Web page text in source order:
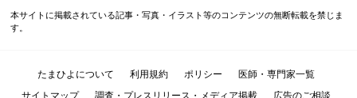
した。両親に会うことは、以前からの小春さんの希望でした。
くさんあって、ずっと対面を希望していたんです。
なおさんからは、私が乳児院に預けられたのは、母が病気で育て
本サイトに掲載されている記事・写真・イラスト等のコンテンツの無断転載を禁じま
す。
たまひよについて 利用規約 ポリシー
医師・専門家一覧